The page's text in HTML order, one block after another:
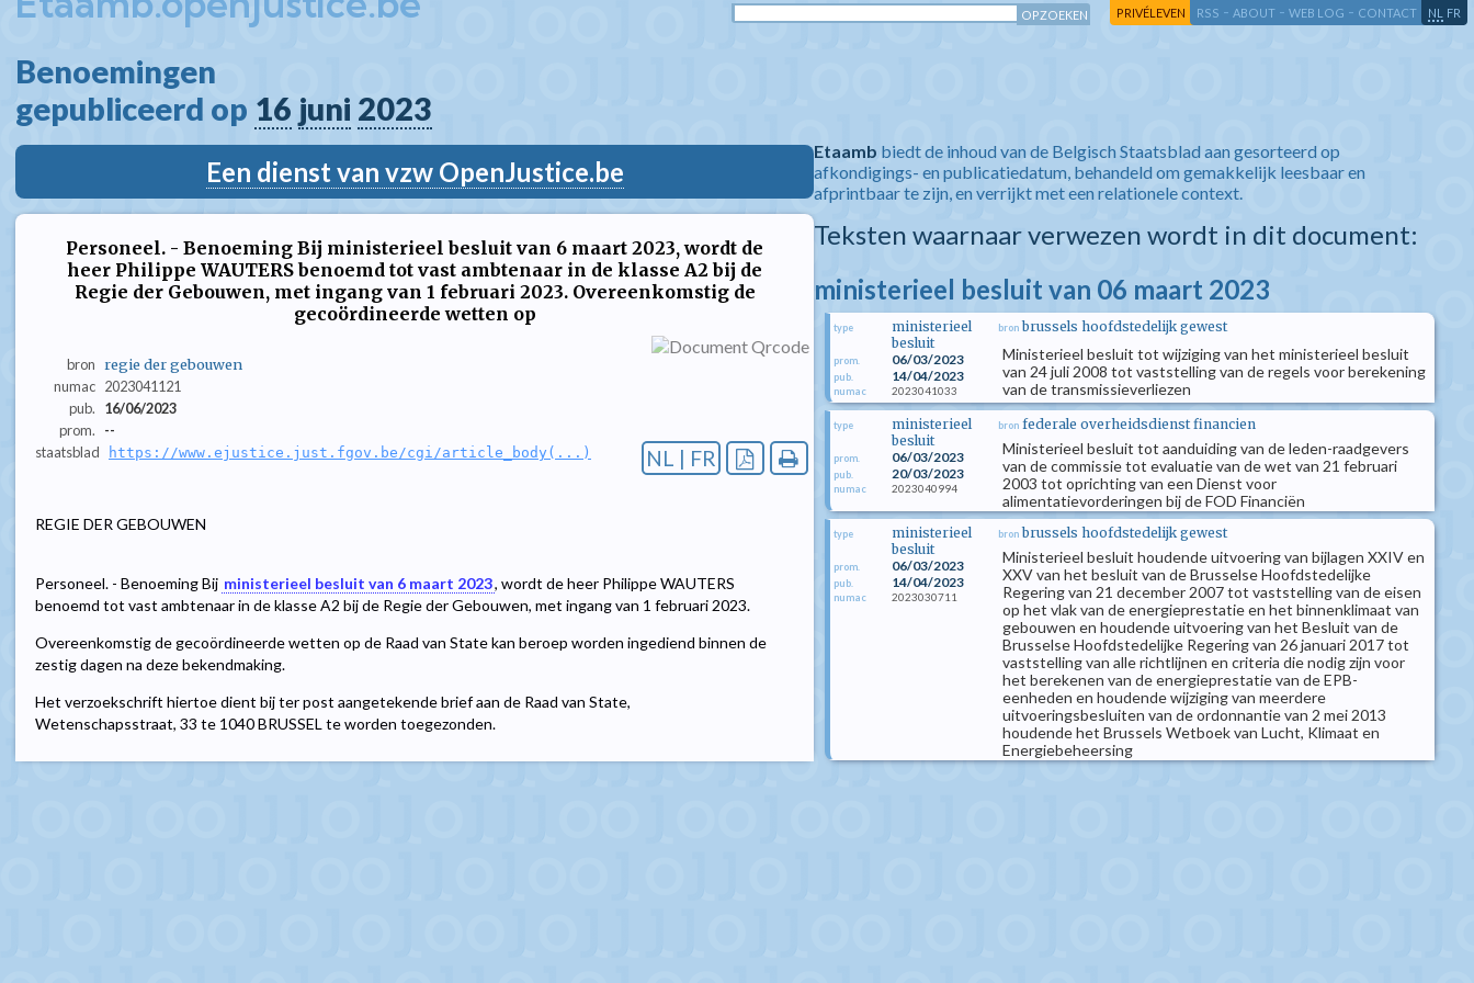
PRIVÉLEVEN RSS - ABOUT - WEB LOG - CONTACT NL FR
Benoemingen
gepubliceerd op 16 juni 2023
Een dienst van vzw OpenJustice.be
Personeel. - Benoeming Bij ministerieel besluit van 6 maart 2023, wordt de
heer Philippe WAUTERS benoemd tot vast ambtenaar in de klasse A2 bij de
Regie der Gebouwen, met ingang van 1 februari 2023. Overeenkomstig de
gecoördineerde wetten op
bron regie der gebouwen
numac 2023041121
pub.
16/06/2023
prom.
--
staatsblad
https://www.ejustice.just.fgov.be/cgi/article_body(...) NL | FR
REGIE DER GEBOUWEN
Personeel. - Benoeming Bij ministerieel besluit van 6 maart 2023, wordt de heer Philippe WAUTERS
benoemd tot vast ambtenaar in de klasse A2 bij de Regie der Gebouwen, met ingang van 1 februari 2023.
Overeenkomstig de gecoördineerde wetten op de Raad van State kan beroep worden ingediend binnen de
zestig dagen na deze bekendmaking.
Het verzoekschrift hiertoe dient bij ter post aangetekende brief aan de Raad van State,
Wetenschapsstraat, 33 te 1040 BRUSSEL te worden toegezonden.
Etaamb biedt de inhoud van de Belgisch Staatsblad aan gesorteerd op
afkondigings- en publicatiedatum, behandeld om gemakkelijk leesbaar en
afprintbaar te zijn, en verrijkt met een relationele context.
Teksten waarnaar verwezen wordt in dit document:
ministerieel besluit van 06 maart 2023
type
ministerieel
besluit
prom. 06/03/2023
pub. 14/04/2023
numac 2023041033
bron brussels hoofdstedelijk gewest
Ministerieel besluit tot wijziging van het ministerieel besluit
van 24 juli 2008 tot vaststelling van de regels voor berekening
van de transmissieverliezen
type
ministerieel
besluit
prom. 06/03/2023
pub. 20/03/2023
numac 2023040994
bron federale overheidsdienst financien
Ministerieel besluit tot aanduiding van de leden-raadgevers
van de commissie tot evaluatie van de wet van 21 februari
2003 tot oprichting van een Dienst voor
alimentatievorderingen bij de FOD Financiën
type
ministerieel
besluit
prom. 06/03/2023
pub. 14/04/2023
numac 2023030711
bron brussels hoofdstedelijk gewest
Ministerieel besluit houdende uitvoering van bijlagen XXIV en
XXV van het besluit van de Brusselse Hoofdstedelijke
Regering van 21 december 2007 tot vaststelling van de eisen
op het vlak van de energieprestatie en het binnenklimaat van
gebouwen en houdende uitvoering van het Besluit van de
Brusselse Hoofdstedelijke Regering van 26 januari 2017 tot
vaststelling van alle richtlijnen en criteria die nodig zijn voor
het berekenen van de energieprestatie van de EPB-
eenheden en houdende wijziging van meerdere
uitvoeringsbesluiten van de ordonnantie van 2 mei 2013
houdende het Brussels Wetboek van Lucht, Klimaat en
Energiebeheersing